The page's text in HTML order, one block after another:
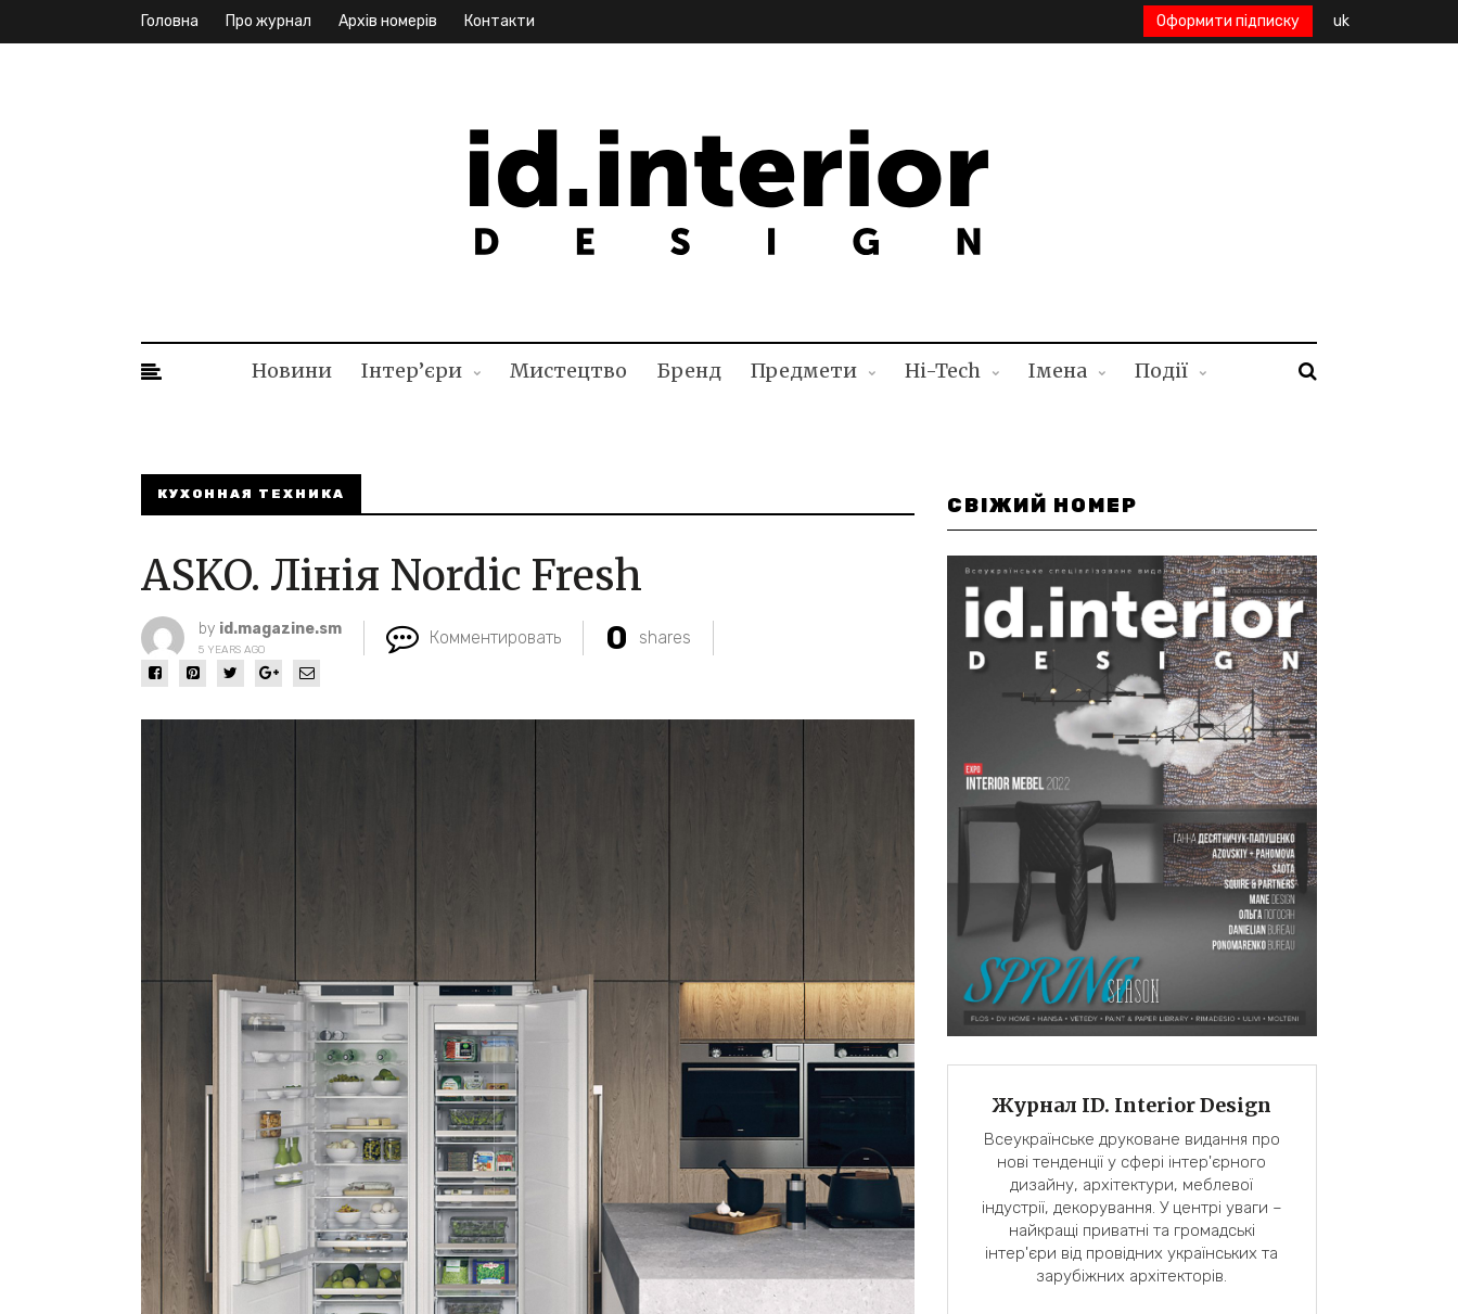
Головна Про журнал Архів номерів Контакти Оформити підписку uk
Новини Інтер’єри Мистецтво Бренд Предмети Hi-Tech Імена Події
КУХОННАЯ ТЕХНИКА
ASKO. Лінія Nordic Fresh
by id.magazine.sm
5 YEARS AGO
Комментировать 0 shares
СВІЖИЙ НОМЕР
Журнал ID. Interior Design
Всеукраїнське друковане видання про
нові тенденції у сфері інтер'єрного
дизайну, архітектури, меблевої
індустрії, декорування. У центрі уваги –
найкращі приватні та громадські
інтер'єри від провідних українських та
зарубіжних архітекторів.